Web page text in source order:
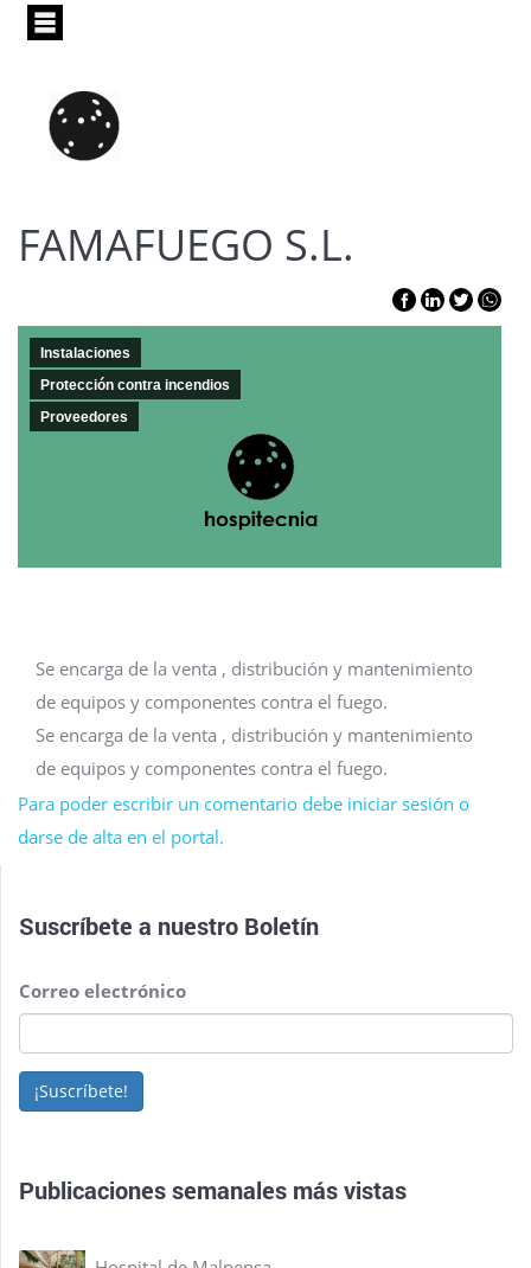
Pasar
principal
FAMAFUEGO S.L.
Instalaciones
Protección contra incendios
Proveedores
Se encarga de la venta , distribución y mantenimiento
de equipos y componentes contra el fuego.
Se encarga de la venta , distribución y mantenimiento
de equipos y componentes contra el fuego.
Para poder escribir un comentario debe iniciar sesión o
darse de alta en el portal.
Suscríbete a nuestro Boletín
Correo electrónico
¡Suscríbete!
Publicaciones semanales más vistas